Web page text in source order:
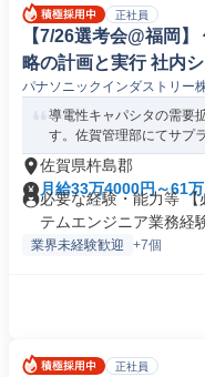
正社員
【7/26選考会@福岡
略の計画と実行 社内
パナソニックインダストリー
導電性キャパシタの需要
す。佐賀管理部にてサプ
佐賀県杵島郡
月給33万4000円～61
必要な経験・能力等
テムエンジニア業務経
業界未経験歓迎 +7個
正社員